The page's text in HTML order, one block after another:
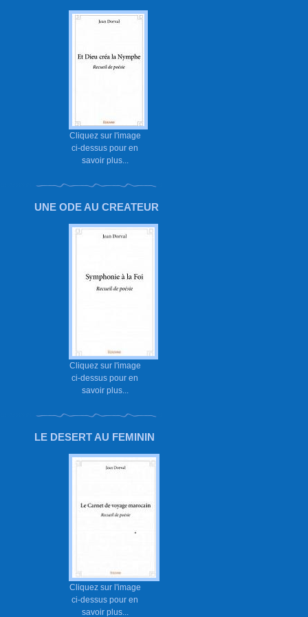
Cliquez sur l'image
ci-dessus pour en
savoir plus...
UNE ODE AU CREATEUR
Cliquez sur l'image
ci-dessus pour en
savoir plus...
LE DESERT AU FEMININ
Cliquez sur l'image
ci-dessus pour en
savoir plus...